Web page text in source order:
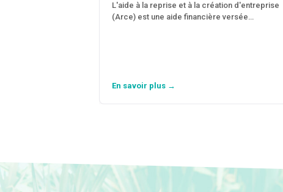
L'aide à la reprise et à la création d'entreprise
(Arce) est une aide financière versée…
En savoir plus →